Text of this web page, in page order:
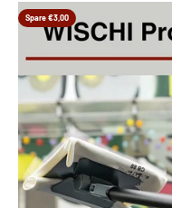
Spare €3,00